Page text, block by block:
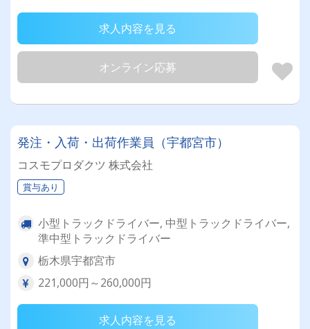
求人内容を見る
オンライン応募
発注・入荷・出荷作業員（宇都宮市）
コスモプロダクツ 株式会社
賞与あり
小型トラックドライバー, 中型トラックドライバー,
準中型トラックドライバー
栃木県宇都宮市
221,000円～260,000円
求人内容を見る